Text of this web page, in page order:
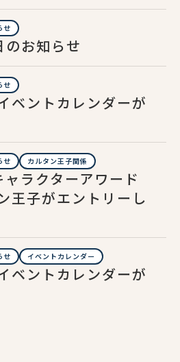
せ
のお知らせ
せ
ベントカレンダーが
せ カルタン王子関係
ラクターアワード
王子がエントリーし
せ イベントカレンダー
ベントカレンダーが